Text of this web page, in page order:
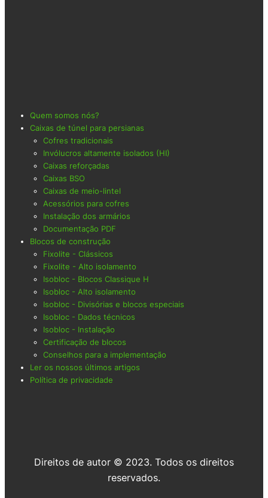
Quem somos nós?
Caixas de túnel para persianas
Cofres tradicionais
Invólucros altamente isolados (HI)
Caixas reforçadas
Caixas BSO
Caixas de meio-lintel
Acessórios para cofres
Instalação dos armários
Documentação PDF
Blocos de construção
Fixolite - Clássicos
Fixolite - Alto isolamento
Isobloc - Blocos Classique H
Isobloc - Alto isolamento
Isobloc - Divisórias e blocos especiais
Isobloc - Dados técnicos
Isobloc - Instalação
Certificação de blocos
Conselhos para a implementação
Ler os nossos últimos artigos
Política de privacidade
Direitos de autor © 2023. Todos os direitos
reservados.